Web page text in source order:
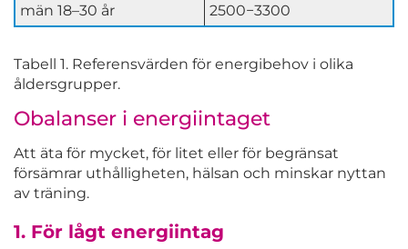
män 18–30 år
2500−3300
Tabell 1. Referensvärden för energibehov i olika
åldersgrupper.
Obalanser i energiintaget
Att äta för mycket, för litet eller för begränsat
försämrar uthålligheten, hälsan och minskar nyttan
av träning.
1. För lågt energiintag